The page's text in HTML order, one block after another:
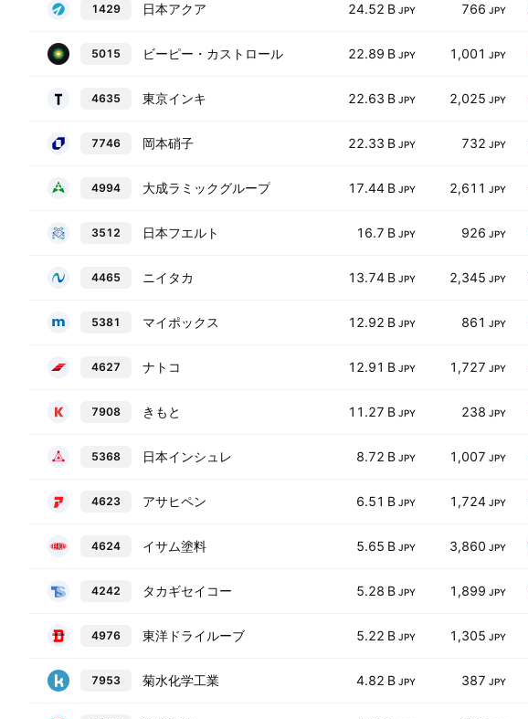
1429 日本アクア 24.52 B JPY 766 JPY
5015 ビーピー・カストロール 22.89 B JPY 1,001 JPY
4635 東京インキ 22.63 B JPY 2,025 JPY
7746 岡本硝子 22.33 B JPY 732 JPY
4994 大成ラミックグループ 17.44 B JPY 2,611 JPY
3512 日本フエルト 16.7 B JPY 926 JPY
4465 ニイタカ 13.74 B JPY 2,345 JPY
5381 マイポックス 12.92 B JPY 861 JPY
4627 ナトコ 12.91 B JPY 1,727 JPY
7908 きもと 11.27 B JPY 238 JPY
5368 日本インシュレ 8.72 B JPY 1,007 JPY
4623 アサヒペン 6.51 B JPY 1,724 JPY
4624 イサム塗料 5.65 B JPY 3,860 JPY
4242 タカギセイコー 5.28 B JPY 1,899 JPY
4976 東洋ドライルーブ 5.22 B JPY 1,305 JPY
7953 菊水化学工業 4.82 B JPY 387 JPY